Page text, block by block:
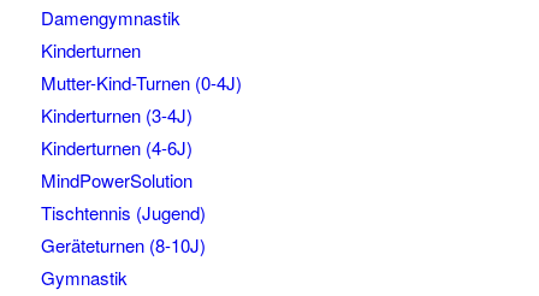
Damengymnastik
Kinderturnen
Mutter-Kind-Turnen (0-4J)
Kinderturnen (3-4J)
Kinderturnen (4-6J)
MindPowerSolution
Tischtennis (Jugend)
Geräteturnen (8-10J)
Gymnastik